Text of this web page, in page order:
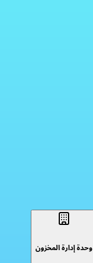
وحدة إدارة المخزون